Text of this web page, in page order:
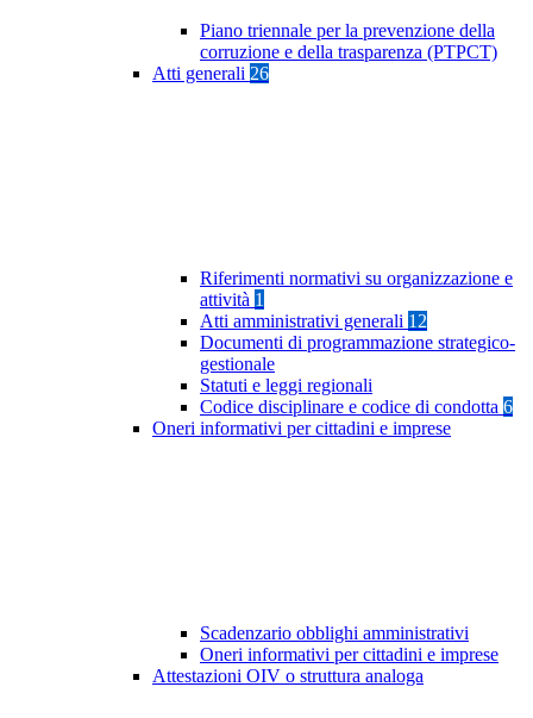
Piano triennale per la prevenzione della
corruzione e della trasparenza (PTPCT)
Atti generali 26
Riferimenti normativi su organizzazione e
attività 1
Atti amministrativi generali 12
Documenti di programmazione strategico-
gestionale
Statuti e leggi regionali
Codice disciplinare e codice di condotta 6
Oneri informativi per cittadini e imprese
Scadenzario obblighi amministrativi
Oneri informativi per cittadini e imprese
Attestazioni OIV o struttura analoga